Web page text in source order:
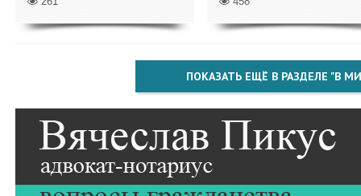
ПОКАЗАТЬ ЕЩЁ В РАЗДЕЛЕ "В